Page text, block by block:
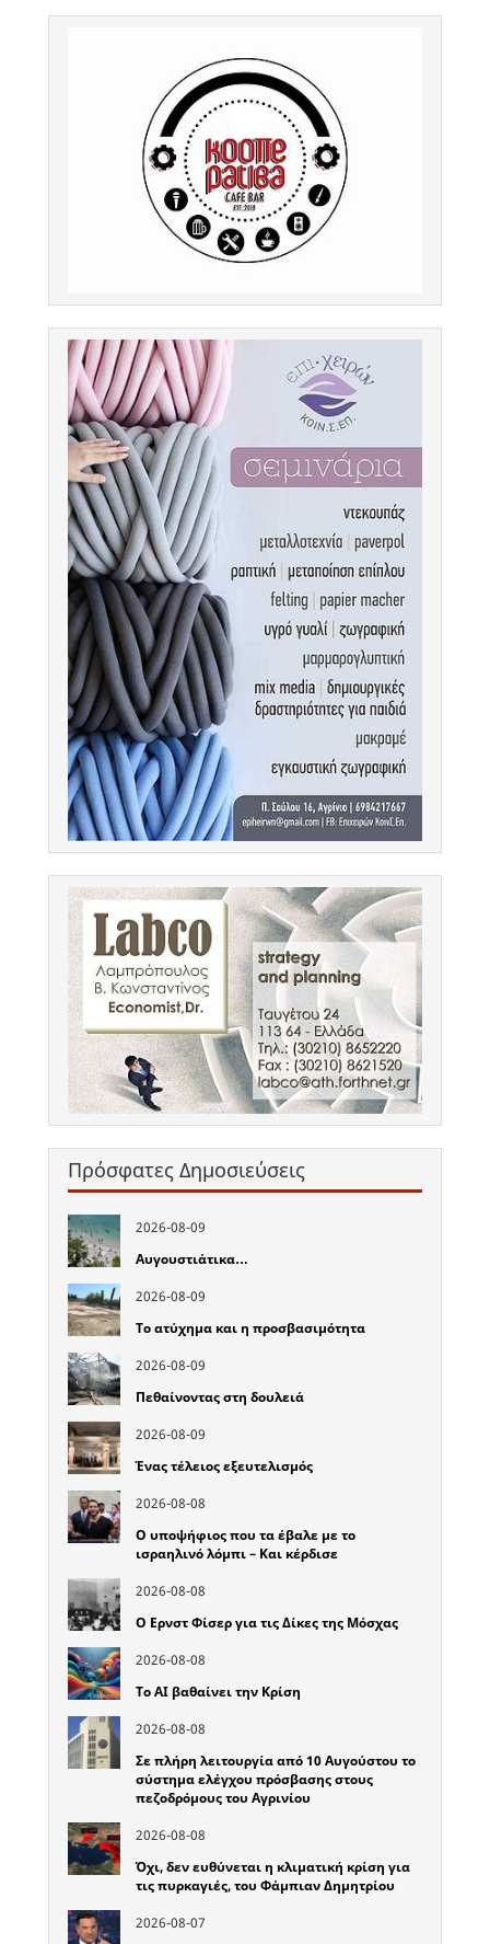
Πρόσφατες Δημοσιεύσεις
2026-08-09
Αυγουστιάτικα…
2026-08-09
Το ατύχημα και η προσβασιμότητα
2026-08-09
Πεθαίνοντας στη δουλειά
2026-08-09
Ένας τέλειος εξευτελισμός
2026-08-08
Ο υποψήφιος που τα έβαλε με το
ισραηλινό λόμπι – Και κέρδισε
2026-08-08
Ο Ερνστ Φίσερ για τις Δίκες της Μόσχας
2026-08-08
Το ΑΙ βαθαίνει την Κρίση
2026-08-08
Σε πλήρη λειτουργία από 10 Αυγούστου το
σύστημα ελέγχου πρόσβασης στους
πεζοδρόμους του Αγρινίου
2026-08-08
Όχι, δεν ευθύνεται η κλιματική κρίση για
τις πυρκαγιές, του Φάμπιαν Δημητρίου
2026-08-07